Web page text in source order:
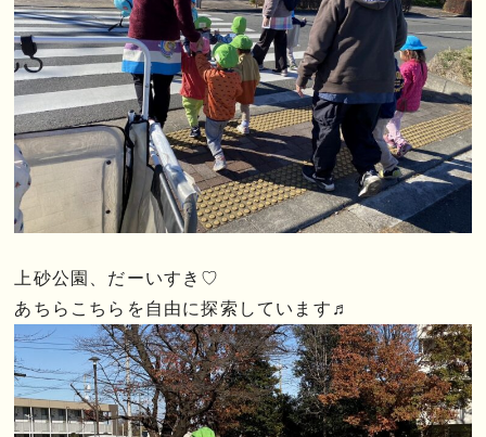
上砂公園、だーいすき♡
あちらこちらを自由に探索しています♬